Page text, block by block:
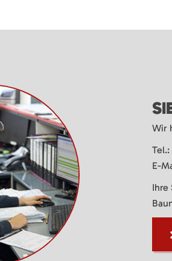
Wir
Tel.:
E-
Ihre